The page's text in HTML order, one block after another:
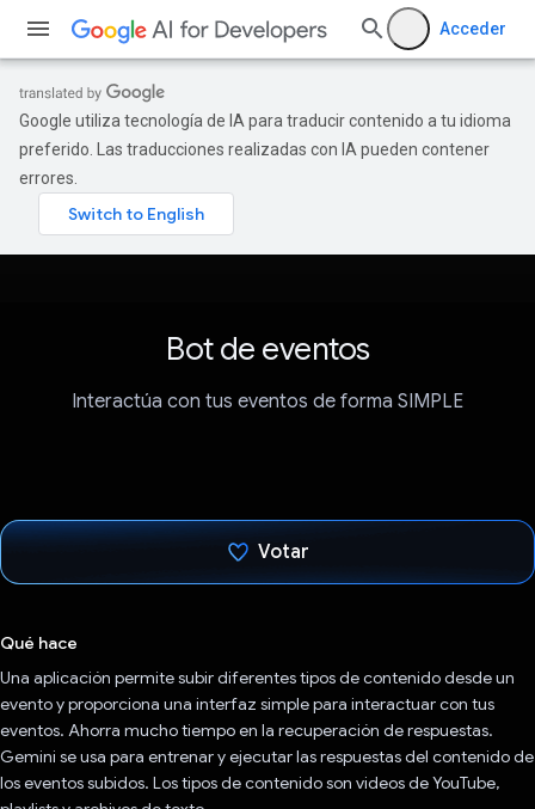
Acceder
Google utiliza tecnología de IA para traducir contenido a tu idioma
preferido. Las traducciones realizadas con IA pueden contener
errores.
Bot de eventos
Interactúa con tus eventos de forma SIMPLE
Votar
Qué hace
Una aplicación permite subir diferentes tipos de contenido desde un
evento y proporciona una interfaz simple para interactuar con tus
eventos. Ahorra mucho tiempo en la recuperación de respuestas.
Gemini se usa para entrenar y ejecutar las respuestas del contenido de
los eventos subidos. Los tipos de contenido son videos de YouTube,